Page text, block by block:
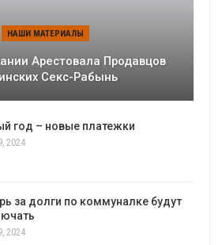
НАШИ МАТЕРИАЛЫ
Арестовала Продавцов
Секс-Рабынь
год – новые платежки
2024
за долги по коммуналке будут
2024